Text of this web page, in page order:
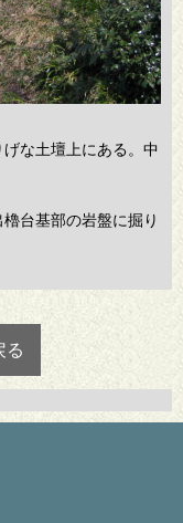
な土壇上にある。中
台基部の岩盤に掘り
る